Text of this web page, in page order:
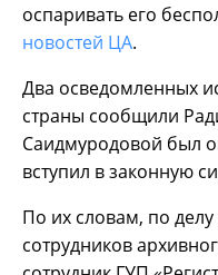
оспаривать его
новостей ЦА.
Два осведомленных
страны сообщили
Саидмуродовой был
вступил в законную
По их словам, по
сотрудников